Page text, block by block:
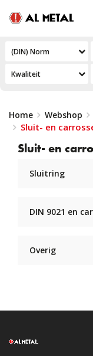
Home Webshop
Sluit- en
Sluit- en
Sluitring
DIN 9021 en
Overig